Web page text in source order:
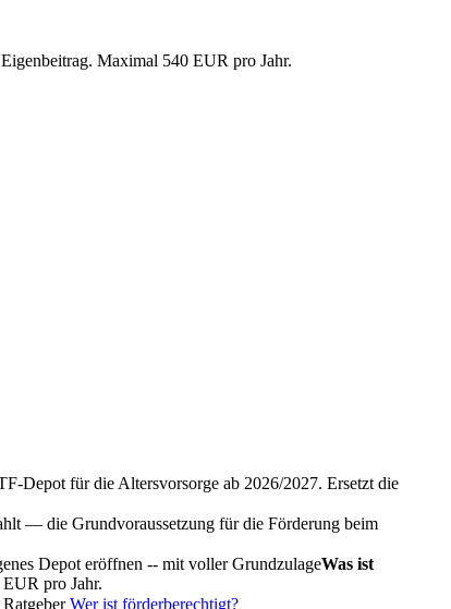
Maximal 540 EUR pro Jahr.
Depot für die Altersvorsorge ab 2026/2027. Ersetzt die
— die Grundvoraussetzung für die Förderung beim
Depot eröffnen -- mit vollerGrundzulageWas ist
pro Jahr.
Wer ist förderberechtigt?